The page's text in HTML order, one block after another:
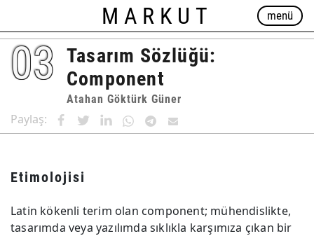
MARKUT menü
03 Tasarım Sözlüğü:
Component
Atahan Göktürk Güner
Paylaş:
Etimolojisi
Latin kökenli terim olan component; mühendislikte,
tasarımda veya yazılımda sıklıkla karşımıza çıkan bir